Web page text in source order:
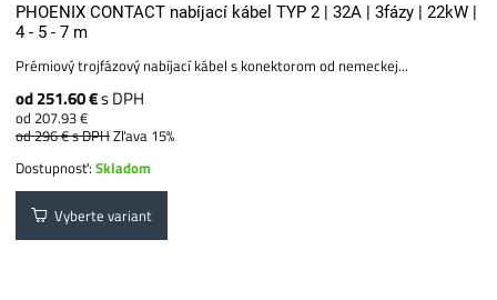
PHOENIX CONTACT nabíjací kábel TYP 2 | 32A | 3fázy | 22kW |
4 - 5 - 7 m
Prémiový trojfázový nabíjací kábel s konektorom od nemeckej...
od 251.60 €s DPH
od 207.93 €
od 296 €s DPHZľava 15%
Dostupnosť:Skladom
Vyberte variant